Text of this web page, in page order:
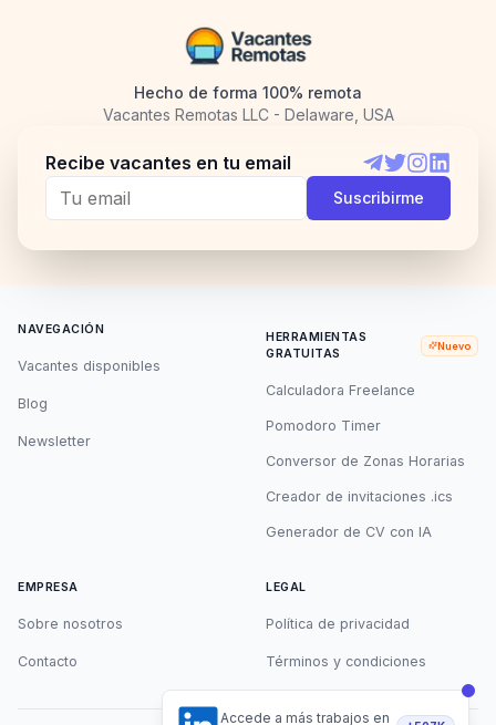
Hecho de forma 100% remota
Vacantes Remotas LLC - Delaware, USA
Recibe vacantes en tu email
Telegram
TwitterInstagram
Suscribirme
NAVEGACIÓN
Vacantes disponibles
Blog
Newsletter
HERRAMIENTAS
GRATUITAS
Nuevo
Calculadora Freelance
Pomodoro Timer
Conversor de Zonas Horarias
Creador de invitaciones .ics
Generador de CV con IA
EMPRESA
Sobre nosotros
Contacto
LEGAL
Política de privacidad
Términos y condiciones
Accede a más trabajos en